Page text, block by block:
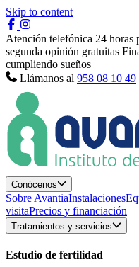
Skip to content
Atención telefónica 24 horas
segunda opinión gratuitas
cumpliendo sueños
Llámanos al 958 08 10 49
Conócenos
Sobre AvantiaInstalaciones
visitaPrecios y financiación
Tratamientos y servicios
Estudio de fertilidad